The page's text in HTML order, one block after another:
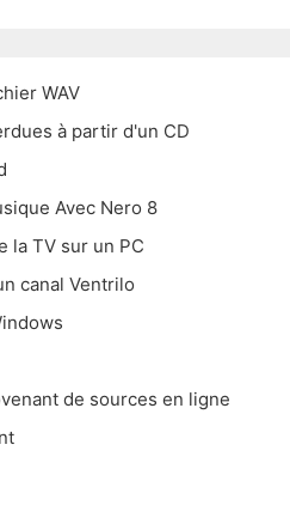
WAV
à partir d'un CD
Avec Nero 8
la TV sur un PC
canal Ventrilo
de sources en ligne